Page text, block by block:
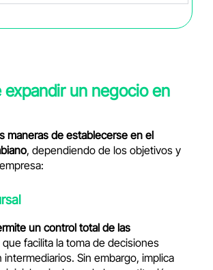
expandir un negocio en
maneras de establecerse en el
, dependiendo de los objetivos y
un control total de las
que facilita la toma de decisiones
Sin embargo, implica